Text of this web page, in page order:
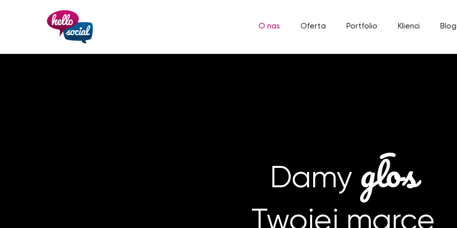
O nas Oferta Portfolio Klienci Blog
Damy głos
Twojej marce